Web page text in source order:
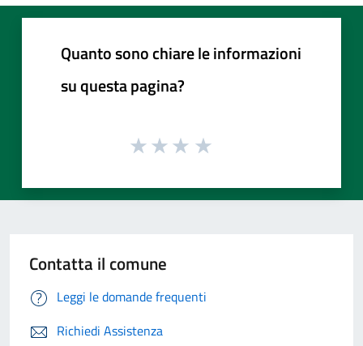
Quanto sono chiare le informazioni
su questa pagina?
Contatta il comune
Leggi le domande frequenti
Richiedi Assistenza